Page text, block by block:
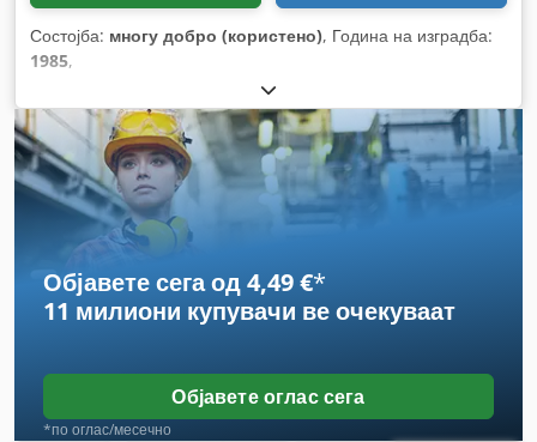
Состојба: многу добро (користено), Година на изградба:
1985,
Објавете сега од 4,49 €*
11 милиони купувачи ве очекуваат
Објавете оглас сега
*по оглас/месечно